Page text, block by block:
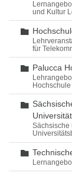
und Kultur
Ordner
für
Ordner
Palucca
Hochschule
Ordner
Sächsische
Ordner